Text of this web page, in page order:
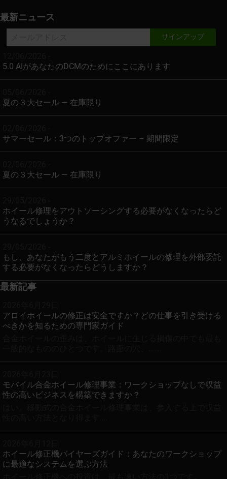
最新ニュース
5.0 AIがあなたのDCMのためにここにあります
夏の３大セール — 在庫限り
サマーセール：3つのトップオファー – 期間限定
夏の３大セール — 在庫限り
ホイール修理をアウトソーシングする必要がなくなったらど
うなるでしょうか？
もし、あなたがもう二度とアルミホイールの修理を外部委託
する必要がなくなったらどうしますか？
最新記事
アロイホイールの修正は安全ですか？どの仕事を引き受ける
べきかを知るための専門家ガイド
モバイル合金ホイール修理事業：ワークショップなしで収益
性の高いビジネスを構築できますか？
ホイール修正機バイヤーズガイド：あなたのワークショップ
に最適なシステムを選ぶ方法